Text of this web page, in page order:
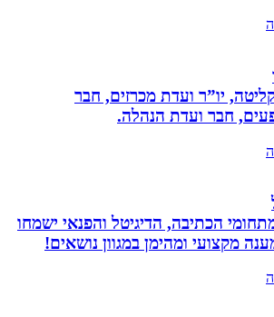
יו”ר ועדת מכרזים, חבר
חבר ועדת הנהלה.
הכתיבה, הדיגיטל והפנאי ישמחו
מקצועי ומהימן במגוון נושאים!